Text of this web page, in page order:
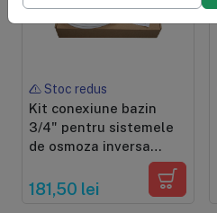
Stoc redus
Kit conexiune bazin
3/4" pentru sistemele
de osmoza inversa
181,50 lei